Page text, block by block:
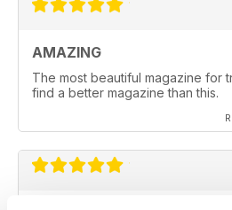
AMAZING
The most beautiful magazine for
find a better magazine than this.